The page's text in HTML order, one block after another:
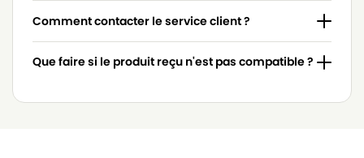
LG-
GOLDSTAR
LG-GOLDSTAR BONN (Série)
LG-
Comment contacter le service client ?
Que faire si le produit reçu n'est pas compatible ?